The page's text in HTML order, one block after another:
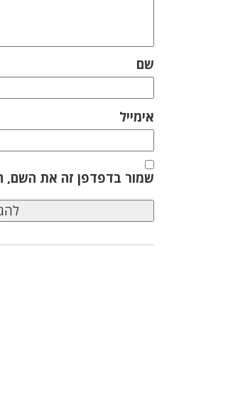
שם
אימייל
שמור בדפדפן זה את השם,